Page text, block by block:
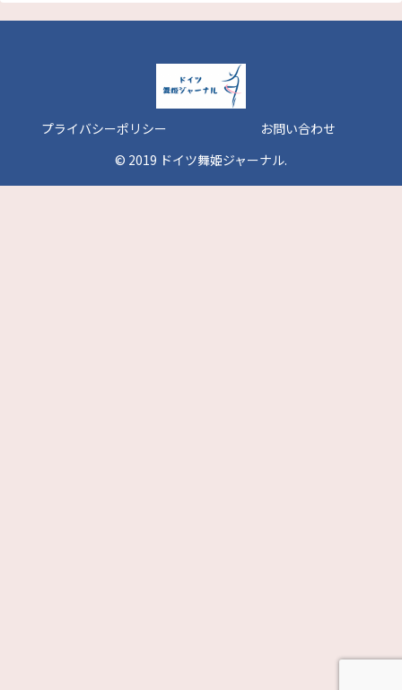
プライバシーポリシー
お問い合わせ
© 2019 ドイツ舞姫ジャーナル.